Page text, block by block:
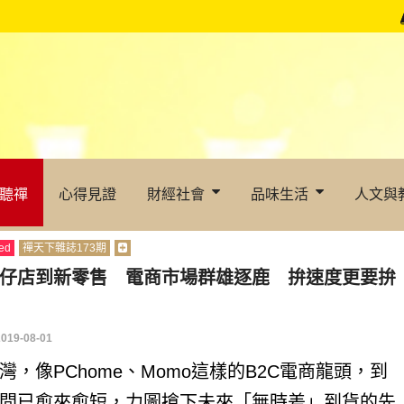
聽禪 心得見證 財經社會 品味生活 人文與
禪天下雜誌173期
店到新零售 電商市場群雄逐鹿 拚速度更要拚
08-01
，像PChome、Momo這樣的B2C電商龍頭，到